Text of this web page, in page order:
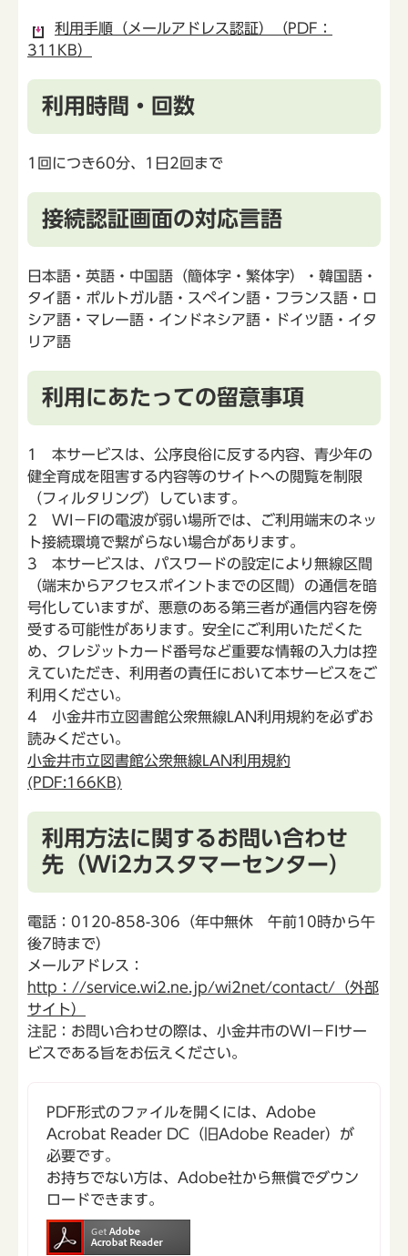
利用手順（メールアドレス認証）（PDF：
311KB）
利用時間・回数
1回につき60分、1日2回まで
接続認証画面の対応言語
日本語・英語・中国語（簡体字・繁体字）・韓国語・
タイ語・ポルトガル語・スペイン語・フランス語・ロ
シア語・マレー語・インドネシア語・ドイツ語・イタ
リア語
利用にあたっての留意事項
1 本サービスは、公序良俗に反する内容、青少年の
健全育成を阻害する内容等のサイトへの閲覧を制限
（フィルタリング）しています。
2 WI－FIの電波が弱い場所では、ご利用端末のネッ
ト接続環境で繋がらない場合があります。
3 本サービスは、パスワードの設定により無線区間
（端末からアクセスポイントまでの区間）の通信を暗
号化していますが、悪意のある第三者が通信内容を傍
受する可能性があります。安全にご利用いただくた
め、クレジットカード番号など重要な情報の入力は控
えていただき、利用者の責任において本サービスをご
利用ください。
4 小金井市立図書館公衆無線LAN利用規約を必ずお
読みください。
小金井市立図書館公衆無線LAN利用規約
(PDF:166KB)
利用方法に関するお問い合わせ
先（Wi2カスタマーセンター）
電話：0120-858-306（年中無休 午前10時から午
後7時まで）
メールアドレス：
http：//service.wi2.ne.jp/wi2net/contact/（外部
サイト）
注記：お問い合わせの際は、小金井市のWI－FIサー
ビスである旨をお伝えください。
PDF形式のファイルを開くには、Adobe
Acrobat Reader DC（旧Adobe Reader）が
必要です。
お持ちでない方は、Adobe社から無償でダウン
ロードできます。